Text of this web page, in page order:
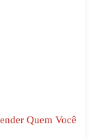
Quem Você